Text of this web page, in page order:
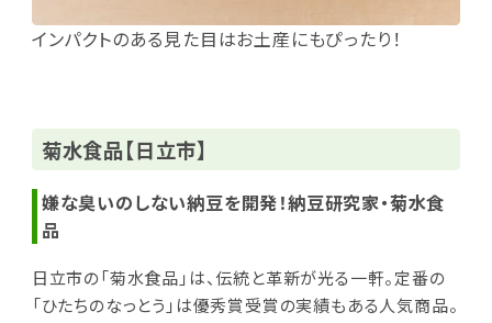
インパクトのある見た目はお土産にもぴったり！
菊水食品【日立市】
嫌な臭いのしない納豆を開発！納豆研究家・菊水食
品
日立市の「菊水食品」は、伝統と革新が光る一軒。定番の
「ひたちのなっとう」は優秀賞受賞の実績もある人気商品。